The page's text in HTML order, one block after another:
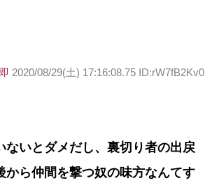
2020/08/29(土) 17:16:08.75 ID:rW7fB2Kv0
ないとダメだし、裏切り者の出戻
から仲間を撃つ奴の味方なんてす